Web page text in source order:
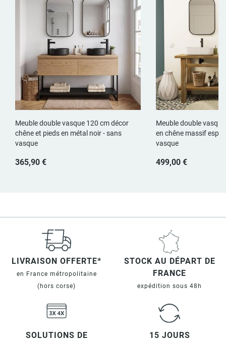
Meuble double vasque 120 cm décor
chêne et pieds en métal noir - sans
vasque
365,90 €
Meuble double
en chêne massif
vasque
499,00 €
LIVRAISON OFFERTE*
en France métropolitaine
(hors corse)
STOCK AU DÉPART DE
FRANCE
expédition sous 48h
SOLUTIONS DE
15 JOURS